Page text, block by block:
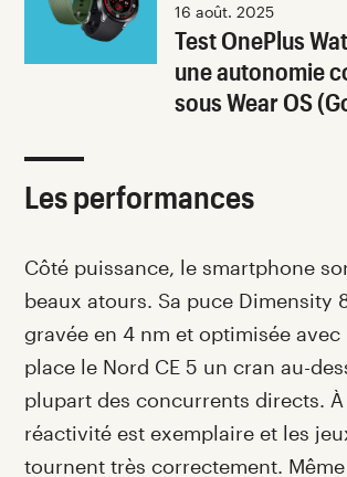
Test OnePlus
une autonomie
sous Wear OS
16 août. 2025
Les performances
Côté puissance, le smartphone
beaux atours. Sa puce Dimensity
gravée en 4 nm et optimisée avec
place le Nord CE 5 un cran au-
plupart des concurrents directs. À
réactivité est exemplaire et les
tournent très correctement.